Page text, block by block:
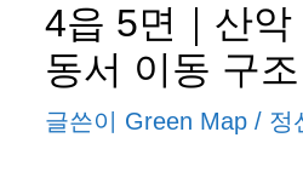
4읍 5면｜산
동서 이동 구조
글쓴이 Green Map / 정